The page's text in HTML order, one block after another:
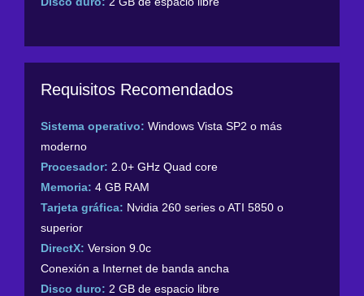
Requisitos Recomendados
Sistema operativo: Windows Vista SP2 o más
moderno
Procesador: 2.0+ GHz Quad core
Memoria: 4 GB RAM
Tarjeta gráfica: Nvidia 260 series o ATI 5850 o
superior
DirectX: Version 9.0c
Conexión a Internet de banda ancha
Disco duro: 2 GB de espacio libre